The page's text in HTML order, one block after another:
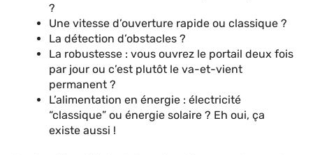
?
Une vitesse d’ouverture rapide ou classique ?
La détection d’obstacles ?
La robustesse : vous ouvrez le portail deux fois
par jour ou c’est plutôt le va-et-vient
permanent ?
L’alimentation en énergie : électricité
“classique” ou énergie solaire ? Eh oui, ça
existe aussi !